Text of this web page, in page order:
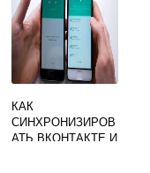
КАК
СИНХРОНИЗИРОВ
АТЬ ВКОНТАКТЕ И